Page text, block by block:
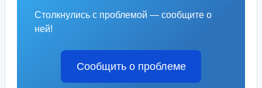
Столкнулись с проблемой — сообщите о
ней!
Сообщить о проблеме